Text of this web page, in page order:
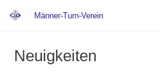
Männer-Turn-Verein
Neuigkeiten